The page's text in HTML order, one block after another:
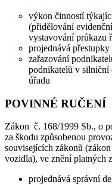
výkon činností
(přidělování
vystavování průkazu
projednává
zařazování
podnikatelů v silniční
úřadu
POVINNÉ RUČENÍ
Zákon č. 168/1999 Sb., o
za škodu způsobenou
souvisejících zákonů
vozidla), ve znění platných
projednává správní